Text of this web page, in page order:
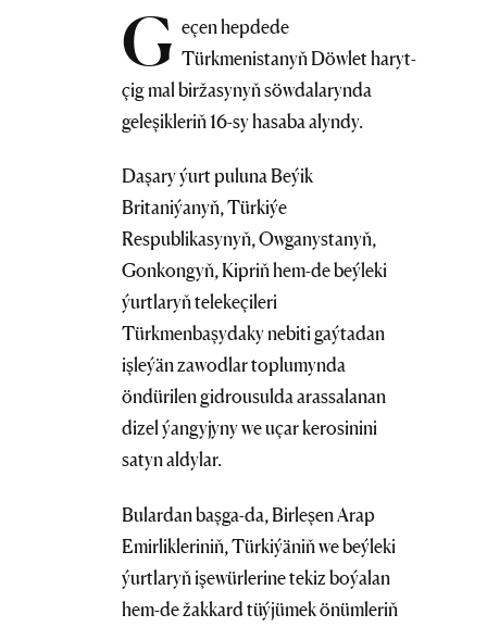
G eçen hepdede
Türkmenistanyň Döwlet haryt-
çig mal biržasynyň söwdalarynda
geleşikleriň 16-sy hasaba alyndy.
Daşary ýurt puluna Beýik
Britaniýanyň, Türkiýe
Respublikasynyň, Owganystanyň,
Gonkongyň, Kipriň hem-de beýleki
ýurtlaryň telekeçileri
Türkmenbaşydaky nebiti gaýtadan
işleýän zawodlar toplumynda
öndürilen gidrousulda arassalanan
dizel ýangyjyny we uçar kerosinini
satyn aldylar.
Bulardan başga-da, Birleşen Arap
Emirlikleriniň, Türkiýäniň we beýleki
ýurtlaryň işewürlerine tekiz boýalan
hem-de žakkard tüýjümek önümleriň